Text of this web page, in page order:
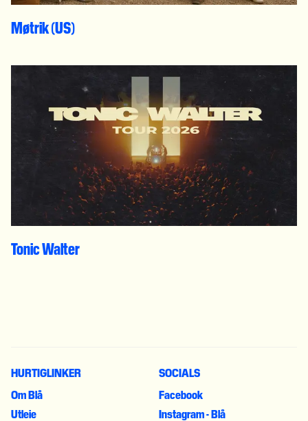
Møtrik (US)
Tonic Walter
HURTIGLINKER
Om Blå
Utleie
SOCIALS
Facebook
Instagram - Blå